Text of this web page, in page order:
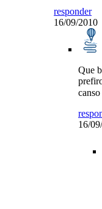
responder
16/09/2010
Que
16/